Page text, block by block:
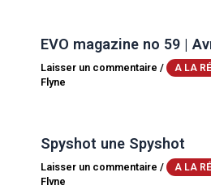
EVO magazine no 59 |
Laisser un commentaire / A LA
Flyne
Spyshot une Spyshot
Laisser un commentaire / A LA
Flyne